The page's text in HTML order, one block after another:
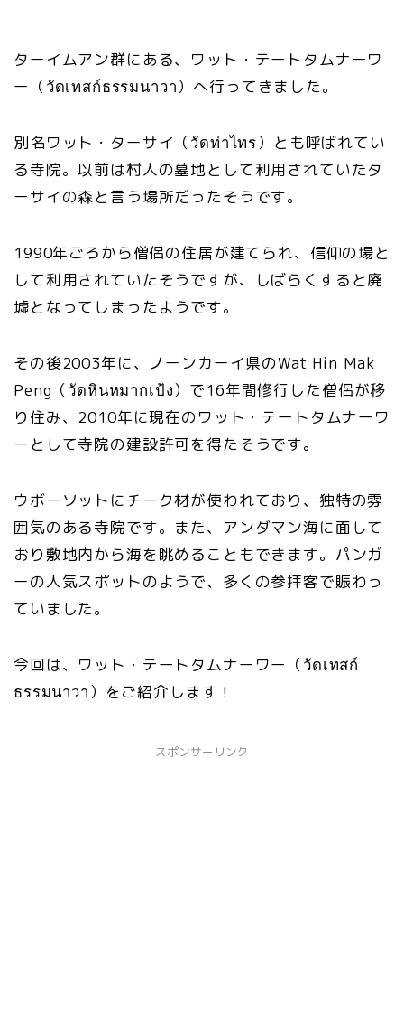
ターイムアン群にある、ワット・テートタムナーワ
ー（วัดเทสก์ธรรมนาวา）へ行ってきました。
別名ワット・ターサイ（วัดท่าไทร）とも呼ばれてい
る寺院。以前は村人の墓地として利用されていたタ
ーサイの森と言う場所だったそうです。
1990年ごろから僧侶の住居が建てられ、信仰の場と
して利用されていたそうですが、しばらくすると廃
墟となってしまったようです。
その後2003年に、ノーンカーイ県のWat Hin Mak
Peng（วัดหินหมากเป้ง）で16年間修行した僧侶が移
り住み、2010年に現在のワット・テートタムナーワ
ーとして寺院の建設許可を得たそうです。
ウボーソットにチーク材が使われており、独特の雰
囲気のある寺院です。また、アンダマン海に面して
おり敷地内から海を眺めることもできます。パンガ
ーの人気スポットのようで、多くの参拝客で賑わっ
ていました。
今回は、ワット・テートタムナーワー（วัดเทสก์
ธรรมนาวา）をご紹介します！
スポンサーリンク